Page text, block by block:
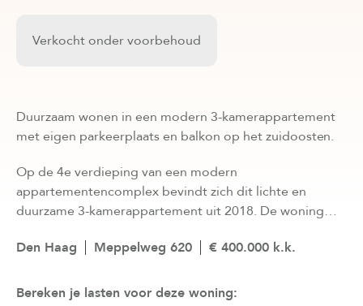
Verkocht onder voorbehoud
Duurzaam wonen in een modern 3-kamerappartement
met eigen parkeerplaats en balkon op het zuidoosten.
Op de 4e verdieping van een modern
appartementencomplex bevindt zich dit lichte en
duurzame 3-kamerappartement uit 2018. De woning…
Den Haag Meppelweg 620 € 400.000 k.k.
Bereken je lasten voor deze woning: